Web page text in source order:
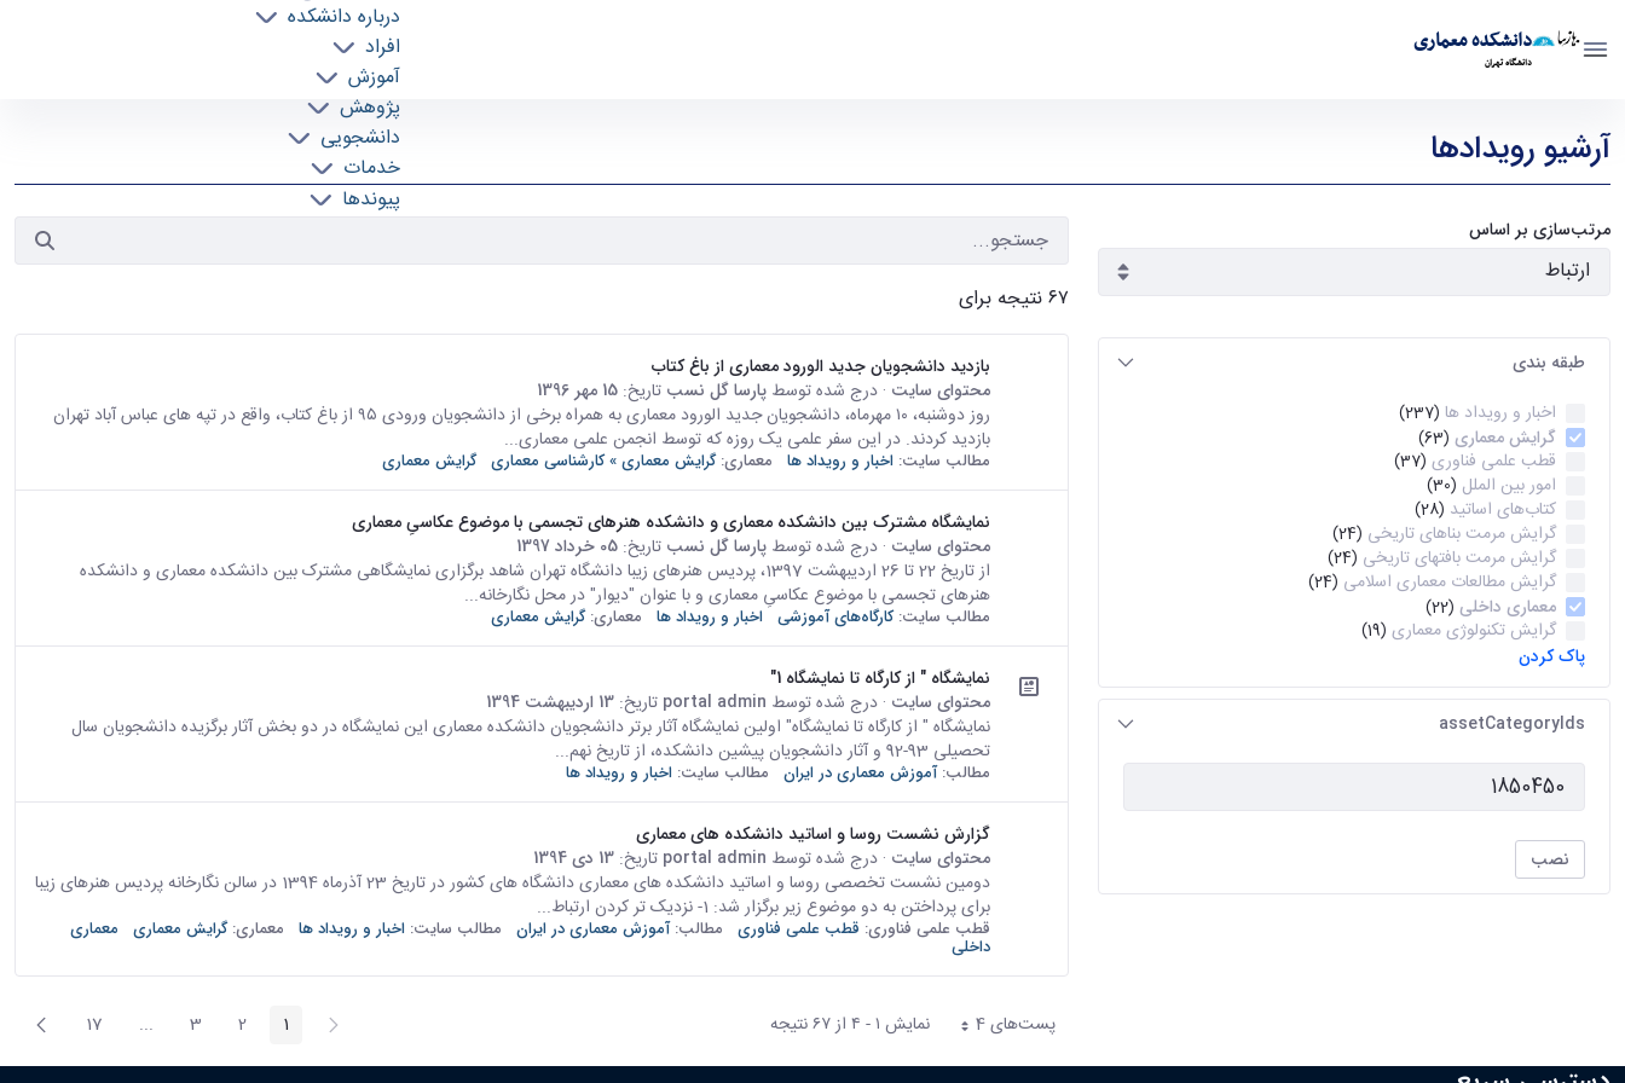
دانشکده معماری
دانشگاه تهران
درباره دانشکده
افراد
آموزش
پژوهش
دانشجویی
خدمات
پیوندها
آرشیو رویدادها
مرتب‌سازی بر اساس
طبقه بندی
اخبار و رویداد ها (237)
گرایش معماری (63)
قطب علمی فناوری (37)
امور بین الملل (30)
کتاب‌های اساتید (28)
گرایش مرمت بناهای تاریخی (24)
گرایش مرمت بافتهای تاریخی (24)
گرایش مطالعات معماری اسلامی (24)
معماری داخلی (22)
گرایش تکنولوژی معماری (19)
پاک کردن
assetCategoryIds
نصب
۶۷ نتیجه برای
بازدید دانشجویان جدید الورود معماری از باغ کتاب
محتوای سایت · درج شده توسط پارسا گل نسب تاریخ: 15 مهر 1396
روز دوشنبه، ۱۰ مهرماه، دانشجویان جدید الورود معماری به همراه برخی از دانشجویان ورودی ۹۵ از باغ کتاب، واقع در تپه های عباس آباد تهران
بازدید کردند. در این سفر علمی یک روزه که توسط انجمن علمی معماری...
مطالب سایت: اخبار و رویداد ها معماری:گرایش معماری » کارشناسی معماری گرایش معماری
نمایشگاه مشترک بین دانشکده معماری و دانشکده هنرهای تجسمی با موضوع عکاسیِ معماری
محتوای سایت · درج شده توسط پارسا گل نسب تاریخ: 05 خرداد 1397
از تاریخ 22 تا 26 اردیبهشت 1397، پردیس هنرهای زیبا دانشگاه تهران شاهد برگزاری نمایشگاهی مشترک بین دانشکده معماری و دانشکده
هنرهای تجسمی با موضوع عکاسیِ معماری و با عنوان "دیوار" در محل نگارخانه...
مطالب سایت:کارگاه‌های آموزشی اخبار و رویداد ها معماری:گرایش معماری
نمایشگاه " از کارگاه تا نمایشگاه 1"
محتوای سایت · درج شده توسط portal admin تاریخ: 13 اردیبهشت 1394
نمایشگاه " از کارگاه تا نمایشگاه" اولین نمایشگاه آثار برتر دانشجویان دانشکده معماری این نمایشگاه در دو بخش آثار برگزیده دانشجویان سال
تحصیلی 93-92 و آثار دانشجویان پیشین دانشکده، از تاریخ نهم...
مطالب:آموزش معماری در ایران مطالب سایت: اخبار و رویداد ها
گزارش نشست روسا و اساتید دانشکده های معماری
محتوای سایت · درج شده توسط portal admin تاریخ: 13 دی 1394
دومین نشست تخصصی روسا و اساتید دانشکده های معماری دانشگاه های کشور در تاریخ 23 آذرماه 1394 در سالن نگارخانه پردیس هنرهای زیبا
برای پرداختن به دو موضوع زیر برگزار شد: 1- نزدیک تر کردن ارتباط...
قطب علمی فناوری: قطب علمی فناوری مطالب:آموزش معماری در ایران مطالب سایت: اخبار و رویداد ها معماری:گرایش معماری معماری
داخلی
پست‌‌های 4هر صفحه نمایش ۱ - ۴ از ۶۷ نتیجه پیغام
قبلی صفحه1 صفحه2 صفحه
3
...
Pagesصفحه17 صفحه
بعد